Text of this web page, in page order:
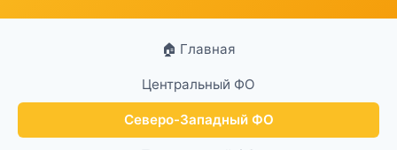
🏠 Главная
Центральный ФО
Северо-Западный ФО